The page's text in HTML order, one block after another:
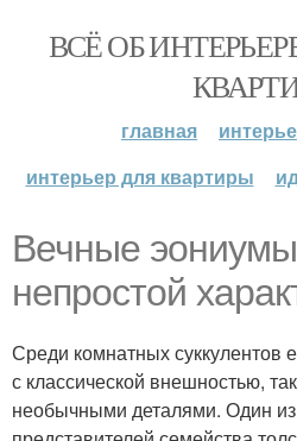
ВСЁ ОБ
главная
интерьер для квартиры
Вечные
непростой
Среди комнатных суккулентов
с классической внешностью,
необычными деталями. Один